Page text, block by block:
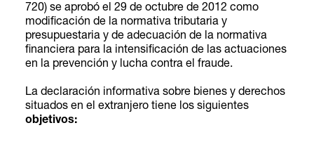
720) se aprobó el 29 de octubre de 2012 como
modificación de la normativa tributaria y
presupuestaria y de adecuación de la normativa
financiera para la intensificación de las actuaciones
en la prevención y lucha contra el fraude.
La declaración informativa sobre bienes y derechos
situados en el extranjero tiene los siguientes
objetivos: